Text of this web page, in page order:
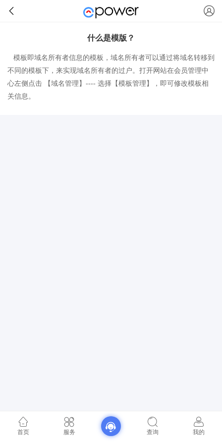
什么是模版？
模板即域名所有者信息的模板，域名所有者可以通过将域名转移到
不同的模板下，来实现域名所有者的过户。打开网站在会员管理中
心左侧点击 【域名管理】---- 选择【模板管理】，即可修改模板相
关信息。
首页 服务 查询 我的